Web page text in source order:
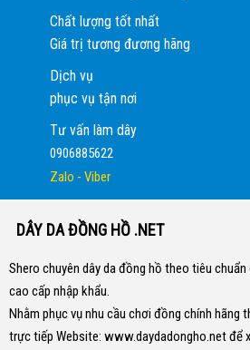
Chất lượng tốt nhất
Giá trị tương đương hãng
Dịch vụ
phục vụ tận nơi
Tư vấn làm dây
0906885622
Zalo - Viber
DÂY DA ĐỒNG HỒ .NET
Shero chuyên dây da đồng hồ theo tiêu chuẩn
cao cấp nhập khẩu.
Nhằm phục vụ nhu cầu chơi đồng chính hãng
trực tiếp Website: www.daydadongho.netđể